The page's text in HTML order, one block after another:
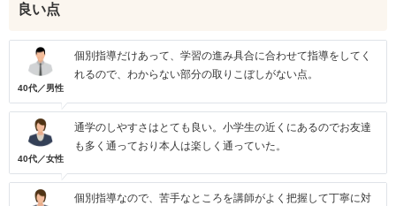
良い点
40代／男性
個別指導だけあって、学習の進み具合に合わせて指導をしてく
れるので、わからない部分の取りこぼしがない点。
40代／女性
通学のしやすさはとても良い。小学生の近くにあるのでお友達
も多く通っており本人は楽しく通っていた。
個別指導なので、苦手なところを講師がよく把握して丁寧に対